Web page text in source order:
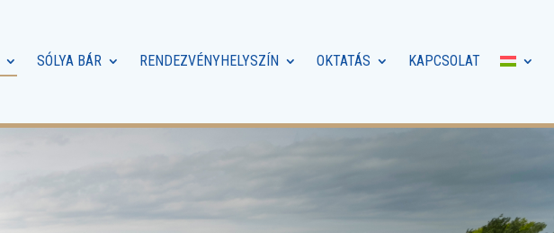
SÓLYA BÁR RENDEZVÉNYHELYSZÍN OKTATÁS KAPCSOLAT